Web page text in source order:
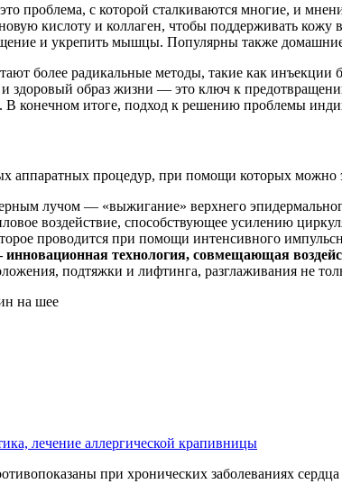
проблема, с которой сталкиваются многие, и
кислоту и коллаген, чтобы поддерживать
и укрепить мышцы. Популярны также
более радикальные методы, такие как инъекции
и здоровый образ жизни — это ключ к
конечном итоге, подход к решению проблемы
аппаратных процедур, при помощи которых можно
лучом — «выжигание» верхнего
воздействие, способствующее усилению
проводится при помощи интенсивного
технология, совмещающая
подтяжки и лифтинга, разглаживания не
лечение аллергической крапивницы
при хронических заболеваниях